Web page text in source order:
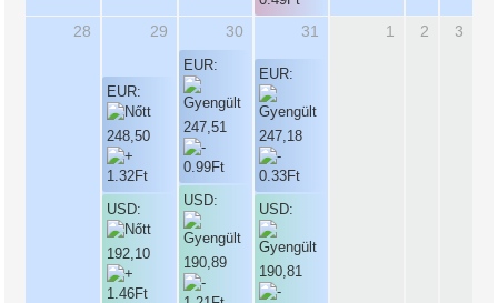
28 29
EUR:
248,50
USD:
192,10
30
EUR:
247,51
USD:
190,89
31
EUR:
247,18
USD:
190,81
1 2 3